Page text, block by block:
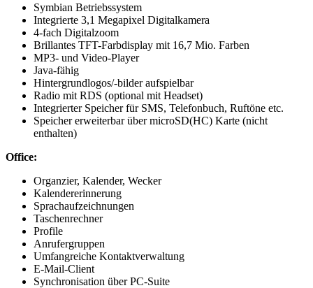
Symbian Betriebssystem
Integrierte 3,1 Megapixel Digitalkamera
4-fach Digitalzoom
Brillantes TFT-Farbdisplay mit 16,7 Mio. Farben
MP3- und Video-Player
Java-fähig
Hintergrundlogos/-bilder aufspielbar
Radio mit RDS (optional mit Headset)
Integrierter Speicher für SMS, Telefonbuch, Ruftöne etc.
Speicher erweiterbar über microSD(HC) Karte (nicht
enthalten)
Office:
Organzier, Kalender, Wecker
Kalendererinnerung
Sprachaufzeichnungen
Taschenrechner
Profile
Anrufergruppen
Umfangreiche Kontaktverwaltung
E-Mail-Client
Synchronisation über PC-Suite